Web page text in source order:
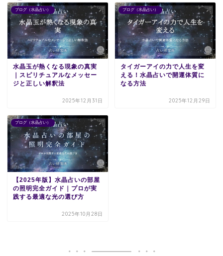
ブログ（水晶占い）
水晶玉が熱くなる現象の真実
｜スピリチュアルなメッセー
ジと正しい解釈法
2025年12月31日
ブログ（水晶占い）
タイガーアイの力で人生を変
える！水晶占いで開運体質に
なる方法
2025年12月29日
ブログ（水晶占い）
【2025年版】水晶占いの部屋
の照明完全ガイド｜プロが実
践する最適な光の選び方
2025年10月28日